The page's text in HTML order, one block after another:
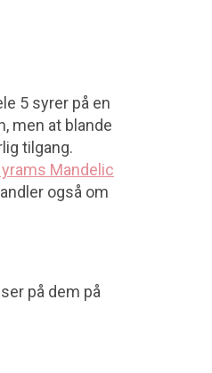
5 syrer på en
men at blande
tilgang.
Mandelic
også om
på dem på